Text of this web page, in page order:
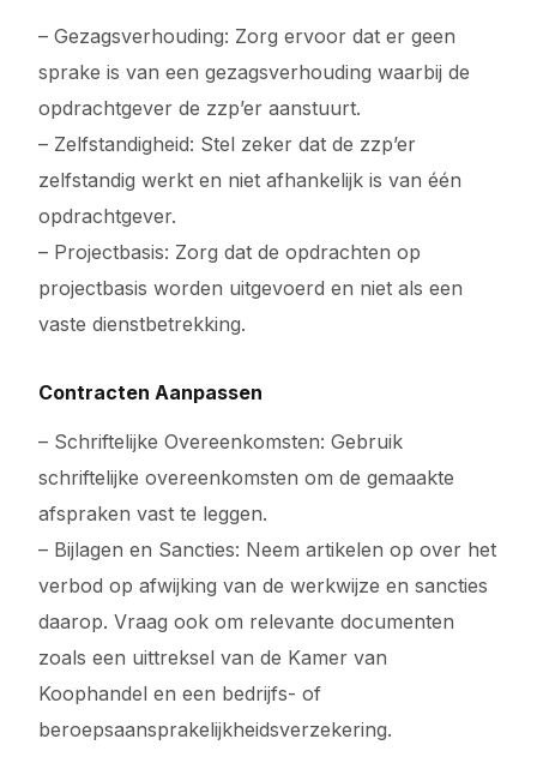
– Gezagsverhouding: Zorg ervoor dat er geen
sprake is van een gezagsverhouding waarbij de
opdrachtgever de zzp’er aanstuurt.
– Zelfstandigheid: Stel zeker dat de zzp’er
zelfstandig werkt en niet afhankelijk is van één
opdrachtgever.
– Projectbasis: Zorg dat de opdrachten op
projectbasis worden uitgevoerd en niet als een
vaste dienstbetrekking.
Contracten Aanpassen
– Schriftelijke Overeenkomsten: Gebruik
schriftelijke overeenkomsten om de gemaakte
afspraken vast te leggen.
– Bijlagen en Sancties: Neem artikelen op over het
verbod op afwijking van de werkwijze en sancties
daarop. Vraag ook om relevante documenten
zoals een uittreksel van de Kamer van
Koophandel en een bedrijfs- of
beroepsaansprakelijkheidsverzekering.